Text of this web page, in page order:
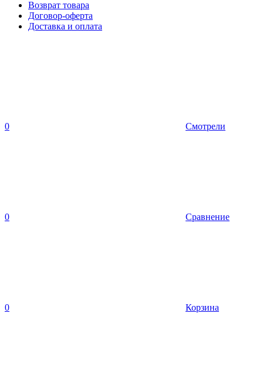
Возврат товара
Договор-оферта
Доставка и оплата
0 Смотрели
0 Сравнение
0 Корзина